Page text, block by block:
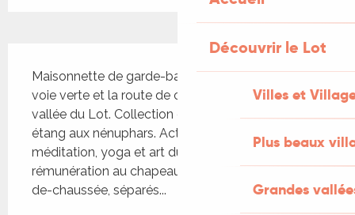
Découvrir le Lot
Villes et
Plus beaux
Grandes
Maisonnette de garde-barrière bordant la future
voie verte et la route de cyclotourisme de la
vallée du Lot. Collection de plus de 300 rosiers et
étang aux nénuphars. Activités proposées :
méditation, yoga et art du bouquet, avec
rémunération au chapeau. Cuisine et salon au rez-
de-chaussée, séparés...